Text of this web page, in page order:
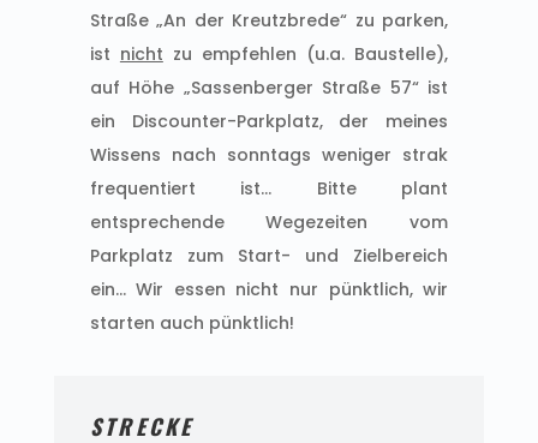
Straße „An der Kreutzbrede“ zu parken,
ist nicht zu empfehlen (u.a. Baustelle),
auf Höhe „Sassenberger Straße 57“ ist
ein Discounter-Parkplatz, der meines
Wissens nach sonntags weniger strak
frequentiert ist… Bitte plant
entsprechende Wegezeiten vom
Parkplatz zum Start- und Zielbereich
ein… Wir essen nicht nur pünktlich, wir
starten auch pünktlich!
STRECKE